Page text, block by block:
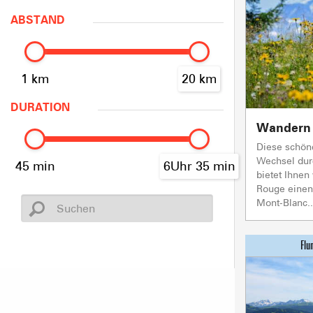
ABSTAND
1 km 20 km
DURATION
45 min 6Uhr 35 min
Diese
Wechsel
bietet Ihnen
Rouge
Mont-Blanc...